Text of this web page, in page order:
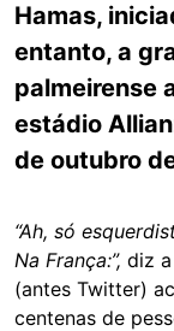
Hamas,
entanto, a
palmeirense
estádio
de outubro
“Ah, só
Na França:”, diz
(antes Twitter)
centenas de